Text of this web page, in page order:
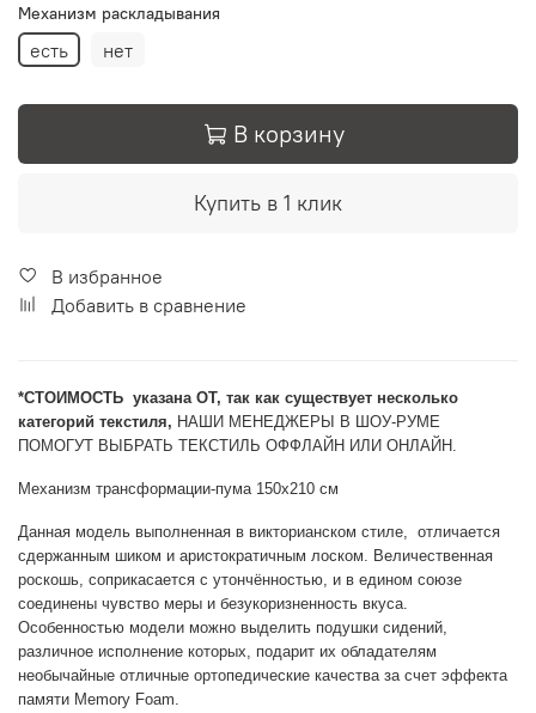
Механизм раскладывания
есть нет
В корзину
Купить в 1 клик
В избранное
Добавить в сравнение
*CТОИМОСТЬ указана ОТ, так как существует несколько
категорий текстиля, НАШИ МЕНЕДЖЕРЫ В ШОУ-РУМЕ
ПОМОГУТ ВЫБРАТЬ ТЕКСТИЛЬ ОФФЛАЙН ИЛИ ОНЛАЙН.
Механизм трансформации-пума 150х210 см
Данная модель выполненная в викторианском стиле, отличается
сдержанным шиком и аристократичным лоском. Величественная
роскошь, соприкасается с утончённостью, и в едином союзе
соединены чувство меры и безукоризненность вкуса.
Особенностью модели можно выделить подушки сидений,
различное исполнение которых, подарит их обладателям
необычайные отличные ортопедические качества за счет эффекта
памяти Memory Foam.